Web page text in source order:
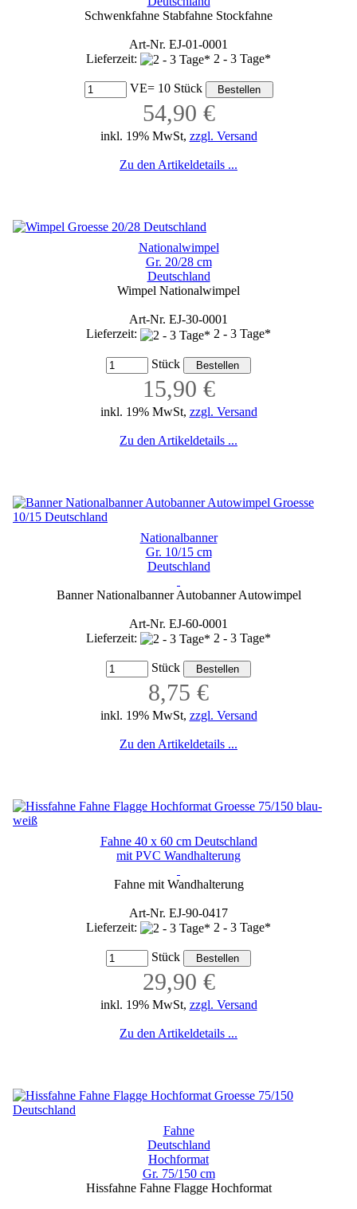
Schwenkfahne Stabfahne Stockfahne
Art-Nr. EJ-01-0001
Lieferzeit:
2 - 3 Tage*
VE= 10 Stück
54,90 €
inkl. 19% MwSt, zzgl. Versand
Zu den Artikeldetails ...
Nationalwimpel
Gr. 20/28 cm
Deutschland
Wimpel Nationalwimpel
Art-Nr. EJ-30-0001
Lieferzeit:
2 - 3 Tage*
Stück
15,90 €
inkl. 19% MwSt, zzgl. Versand
Zu den Artikeldetails ...
Nationalbanner
Gr. 10/15 cm
Deutschland
Banner Nationalbanner Autobanner Autowimpel
Art-Nr. EJ-60-0001
Lieferzeit:
2 - 3 Tage*
Stück
8,75 €
inkl. 19% MwSt, zzgl. Versand
Zu den Artikeldetails ...
Fahne 40 x 60 cm Deutschland
mit PVC Wandhalterung
Fahne mit Wandhalterung
Art-Nr. EJ-90-0417
Lieferzeit:
2 - 3 Tage*
Stück
29,90 €
inkl. 19% MwSt, zzgl. Versand
Zu den Artikeldetails ...
Fahne
Deutschland
Hochformat
Gr. 75/150 cm
Hissfahne Fahne Flagge Hochformat